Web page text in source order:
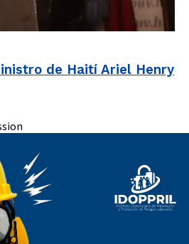
de Haití Ariel Henry